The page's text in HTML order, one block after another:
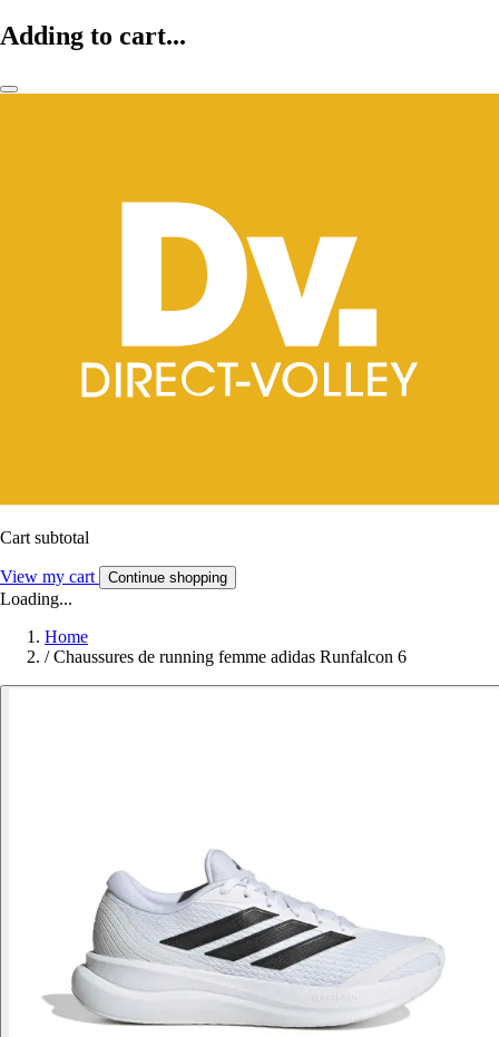
Adding to cart...
Cart subtotal
View my cart Continue shopping
Loading...
Home
/ Chaussures de running femme adidas Runfalcon 6